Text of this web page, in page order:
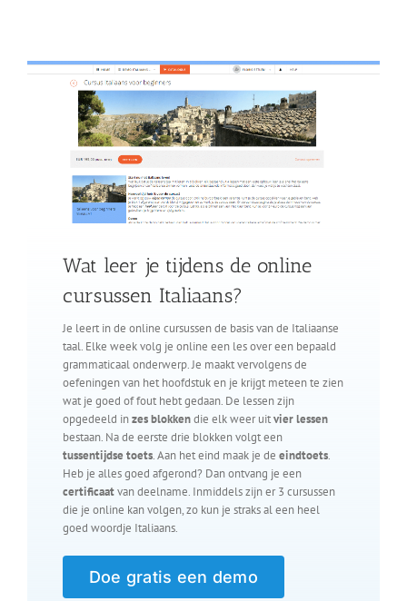
Wat leer je tijdens de online
cursussen Italiaans?
Je leert in de online cursussen de basis van de Italiaanse
taal. Elke week volg je online een les over een bepaald
grammaticaal onderwerp. Je maakt vervolgens de
oefeningen van het hoofdstuk en je krijgt meteen te zien
wat je goed of fout hebt gedaan. De lessen zijn
opgedeeld inzes blokkendie elk weer uitvier lessen
bestaan. Na de eerste drie blokken volgt een
tussentijdse toets. Aan het eind maak je de eindtoets.
Heb je alles goed afgerond? Dan ontvang je een
certificaatvan deelname. Inmiddels zijn er 3 cursussen
die je online kan volgen, zo kun je straks al een heel
goed woordje Italiaans.
Doe gratis een demo